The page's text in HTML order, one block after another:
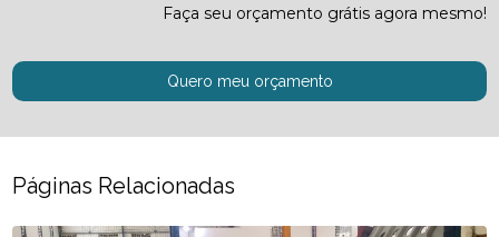
Faça seu orçamento grátis agora mesmo!
Quero meu orçamento
Páginas Relacionadas